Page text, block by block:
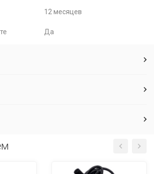
12 месяцев
Да